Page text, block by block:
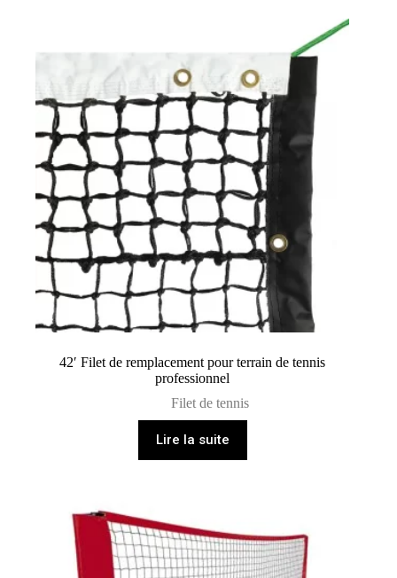
42′ Filet de remplacement pour terrain de tennis
professionnel
Filet de tennis
Lire la suite